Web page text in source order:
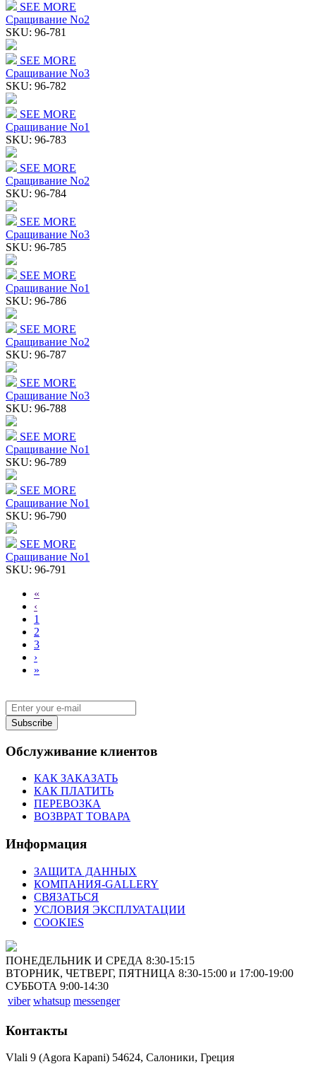
SEE MORE
Сращивание No2
SKU: 96-781
SEE MORE
Сращивание No3
SKU: 96-782
SEE MORE
Сращивание No1
SKU: 96-783
SEE MORE
Сращивание No2
SKU: 96-784
SEE MORE
Сращивание No3
SKU: 96-785
SEE MORE
Сращивание No1
SKU: 96-786
SEE MORE
Сращивание No2
SKU: 96-787
SEE MORE
Сращивание No3
SKU: 96-788
SEE MORE
Сращивание No1
SKU: 96-789
SEE MORE
Сращивание No1
SKU: 96-790
SEE MORE
Сращивание No1
SKU: 96-791
«
‹
1
2
3
›
»
Subscribe
Обслуживание клиентов
КАК ЗАКАЗАТЬ
КАК ПЛАТИТЬ
ПЕРЕВОЗКА
ВОЗВРАТ ТОВАРА
Информация
ЗАЩИТА ДАННЫХ
КОМПАНИЯ-GALLERY
СВЯЗАТЬСЯ
УСЛОВИЯ ЭКСПЛУАТАЦИИ
COOKIES
ПОНЕДЕЛЬНИК И СРЕДА 8:30-15:15
ВТОРНИК, ЧЕТВЕРГ, ПЯТНИЦА 8:30-15:00 и 17:00-19:00
СУББОТА 9:00-14:30
viber whatsup messenger
Контакты
Vlali 9 (Agora Kapani) 54624, Салоники, Греция